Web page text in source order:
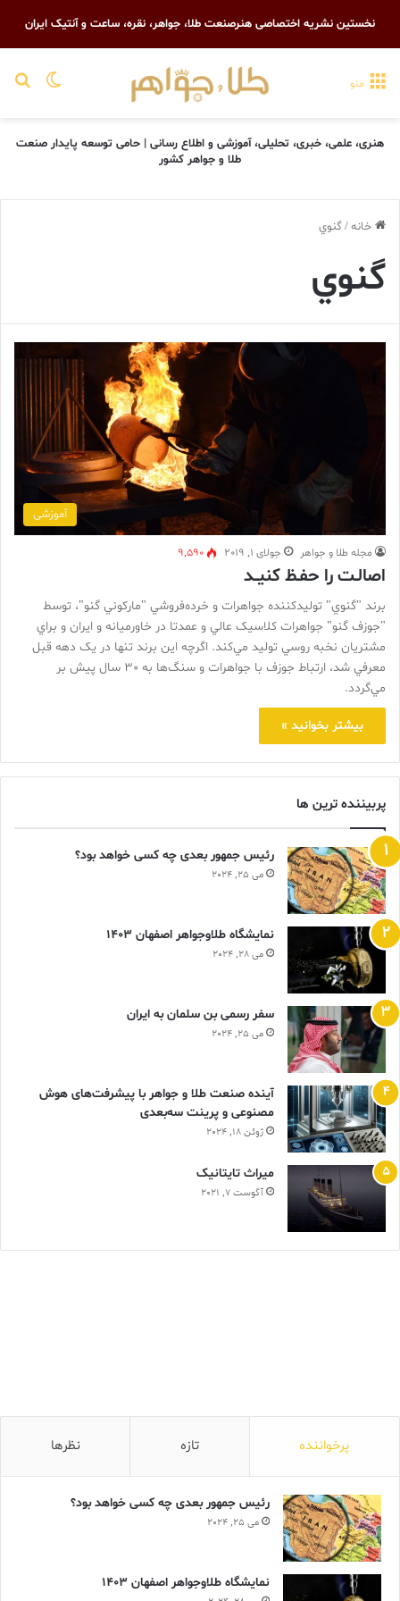
نخستین نشریه اختصاصی هنرصنعت طلا، جواهر، نقره، ساعت و آنتیک ایران
تغییر منو
هنری، علمی، خبری، تحلیلی، آموزشی و اطلاع رسانی | حامی توسعه پایدار صنعت
طلا و جواهر کشور
خانه/ گنوي
گنوي
آموزشی
مجله طلا و جواهر جولای 1, 2019 9,590
اصالـت را حفـظ کنيــد
برند "گنوي" توليدکننده جواهرات و خرده‌‌فروشي "مارکوني گنو"، توسط
"جوزف گنو" جواهرات کلاسيک عالي و عمدتا در خاورميانه و ايران و براي
مشتريان نخبه روسي توليد مي‌کند. اگرچه اين برند تنها در يک دهه قبل
معرفي شد، ارتباط جوزف با جواهرات و سنگ‌ها به 30 سال پيش بر
مي‌گردد.
بیشتر بخوانید »
پربیننده ترین ها
رئیس جمهور بعدی چه کسی خواهد بود؟
می 25, 2024
نمایشگاه طلاوجواهر اصفهان 1403
می 28, 2024
سفر رسمی بن سلمان به ایران
می 25, 2024
آینده صنعت طلا و جواهر با پیشرفت‌های هوش
مصنوعی و پرینت سه‌بعدی
ژوئن 18, 2024
ميراث تايتانيک
آگوست 7, 2021
پرخواننده تازه نظرها
رئیس جمهور بعدی چه کسی خواهد بود؟
می 25, 2024
نمایشگاه طلاوجواهر اصفهان 1403